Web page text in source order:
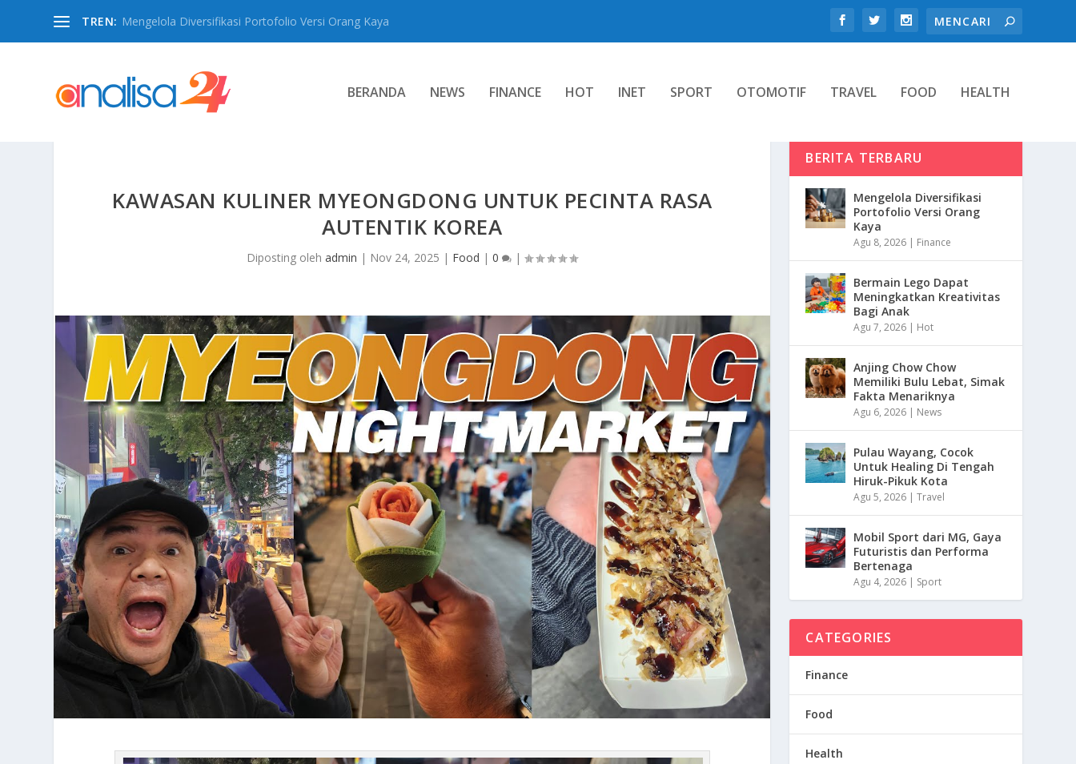
TREN: Mengelola Diversifikasi Portofolio Versi Orang Kaya
BERANDA NEWS FINANCE HOT INET SPORT OTOMOTIF TRAVEL FOOD HEALTH
KAWASAN KULINER MYEONGDONG UNTUK PECINTA RASA
AUTENTIK KOREA
Diposting olehadmin | Nov 24, 2025 | Food |0 |
BERITA TERBARU
Mengelola Diversifikasi
Portofolio Versi Orang
Kaya
Agu 8, 2026 | Finance
Bermain Lego Dapat
Meningkatkan Kreativitas
Bagi Anak
Agu 7, 2026 | Hot
Anjing Chow Chow
Memiliki Bulu Lebat, Simak
Fakta Menariknya
Agu 6, 2026 | News
Pulau Wayang, Cocok
Untuk Healing Di Tengah
Hiruk-Pikuk Kota
Agu 5, 2026 |Travel
Mobil Sport dari MG, Gaya
Futuristis dan Performa
Bertenaga
Agu 4, 2026 | Sport
CATEGORIES
Finance
Food
Health